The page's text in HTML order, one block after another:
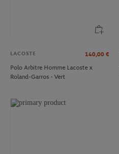
LACOSTE 140,00 €
Polo Arbitre Homme Lacoste x
Roland-Garros - Vert